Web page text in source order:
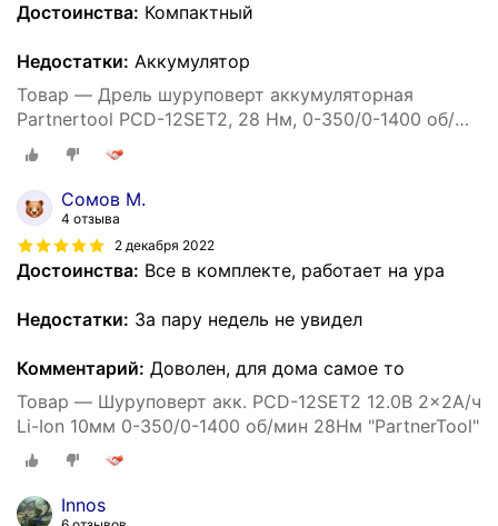
Достоинства: Компактный
Недостатки: Аккумулятор
Товар — Дрель шуруповерт аккумуляторная
Partnertool PCD-12SET2, 28 Нм, 0-350/0-1400 об/
мин, 24 предм, кейс
Сомов М.
4 отзыва
2 декабря 2022
Достоинства: Все в комплекте, работает на ура
Недостатки: За пару недель не увидел
Комментарий: Доволен, для дома самое то
Товар — Шуруповерт акк. PCD-12SET2 12.0B 2x2А/ч
Li-Ion 10мм 0-350/0-1400 об/мин 28Нм "PartnerTool"
Innos